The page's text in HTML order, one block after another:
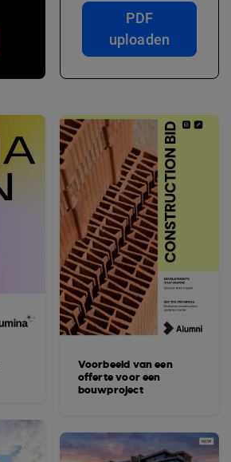
PDF
uploaden
Voorbeeld van een
offerte voor een
bouwproject